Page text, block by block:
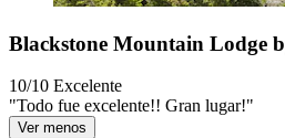
Blackstone Mountain Lodge
10/10 Excelente
"Todo fue excelente!! Gran lugar!"
Ver menos